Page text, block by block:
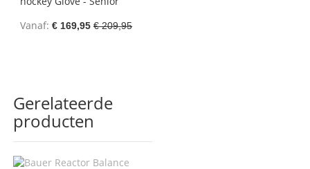
Vanaf € 169,95 € 209,95
Gerelateerde
producten